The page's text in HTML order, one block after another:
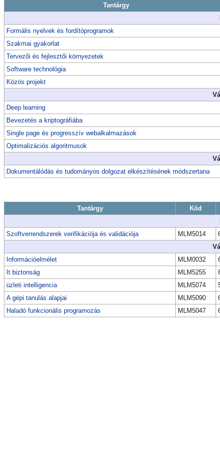
Tantárgy
Formális nyelvek és fordítóprogramok
Szakmai gyakorlat
Tervezői és fejlesztői környezetek
Software technológia
Közös projekt
Deep learning
Bevezetés a kriptográfiába
Single page és progresszív webalkalmazások
Optimalizációs algoritmusok
Dokumentálódás és tudományos dolgozat elkészítésének módszertana
Tantárgy
Kód
Szoftverrendszerek verifikációja és validációja
MLM5014
Információelmélet
MLM0032
It biztonság
MLM5255
üzleti intelligencia
MLM5074
A gépi tanulás alapjai
MLM5090
Haladó funkcionális programozás
MLM5047